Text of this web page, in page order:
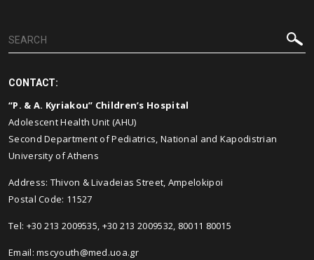
CONTACT:
“P. & A. Kyriakou” Children’s Hospital
Adolescent Health Unit (AHU)
Second Department of Pediatrics, National and Kapodistrian
University of Athens
Address: Thivon & Livadeias Street, Ampelokipoi
Postal Code: 11527
Tel: +30 213 2009535, +30 213 2009532, 80011 80015
Email:mscyouth@med.uoa.gr